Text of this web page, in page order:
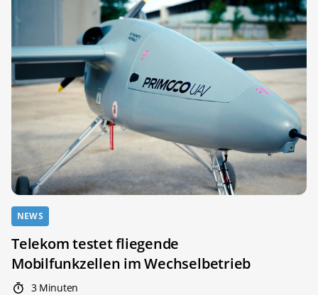
NEWS
Telekom testet fliegende
Mobilfunkzellen im Wechselbetrieb
3 Minuten